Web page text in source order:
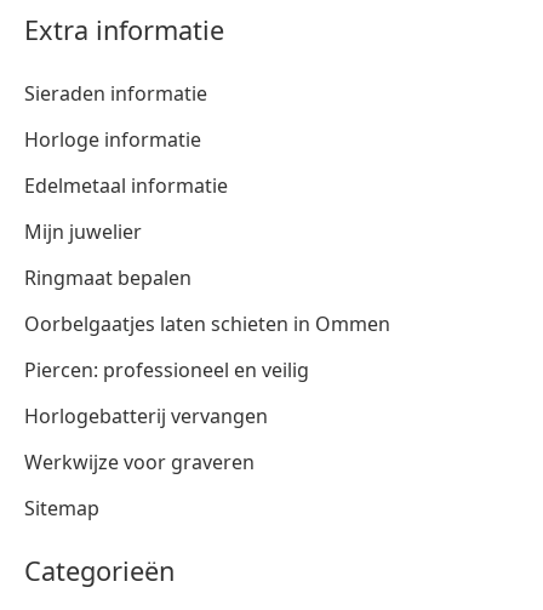
Extra informatie
Sieraden informatie
Horloge informatie
Edelmetaal informatie
Mijn juwelier
Ringmaat bepalen
Oorbelgaatjes laten schieten in Ommen
Piercen: professioneel en veilig
Horlogebatterij vervangen
Werkwijze voor graveren
Sitemap
Categorieën